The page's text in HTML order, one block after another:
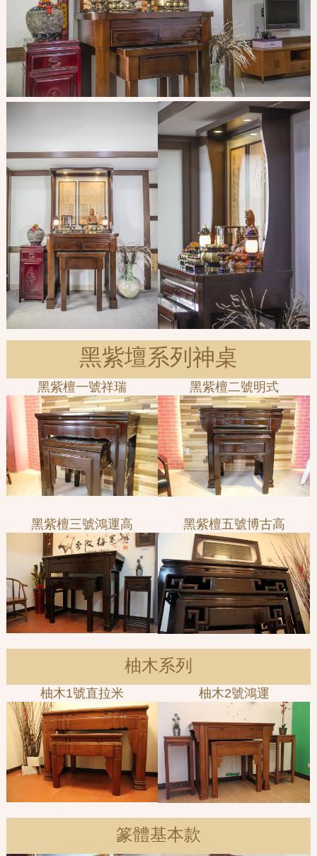
黑紫壇系列神桌
黑紫檀一號祥瑞 黑紫檀二號明式
黑紫檀三號鴻運高 黑紫檀五號博古高
柚木系列
柚木1號直拉米 柚木2號鴻運
篆體基本款